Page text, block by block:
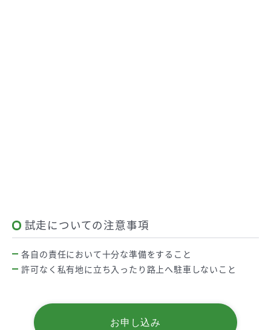
試走についての注意事項
各自の責任において十分な準備をすること
許可なく私有地に立ち入ったり路上へ駐車しないこと
お申し込み